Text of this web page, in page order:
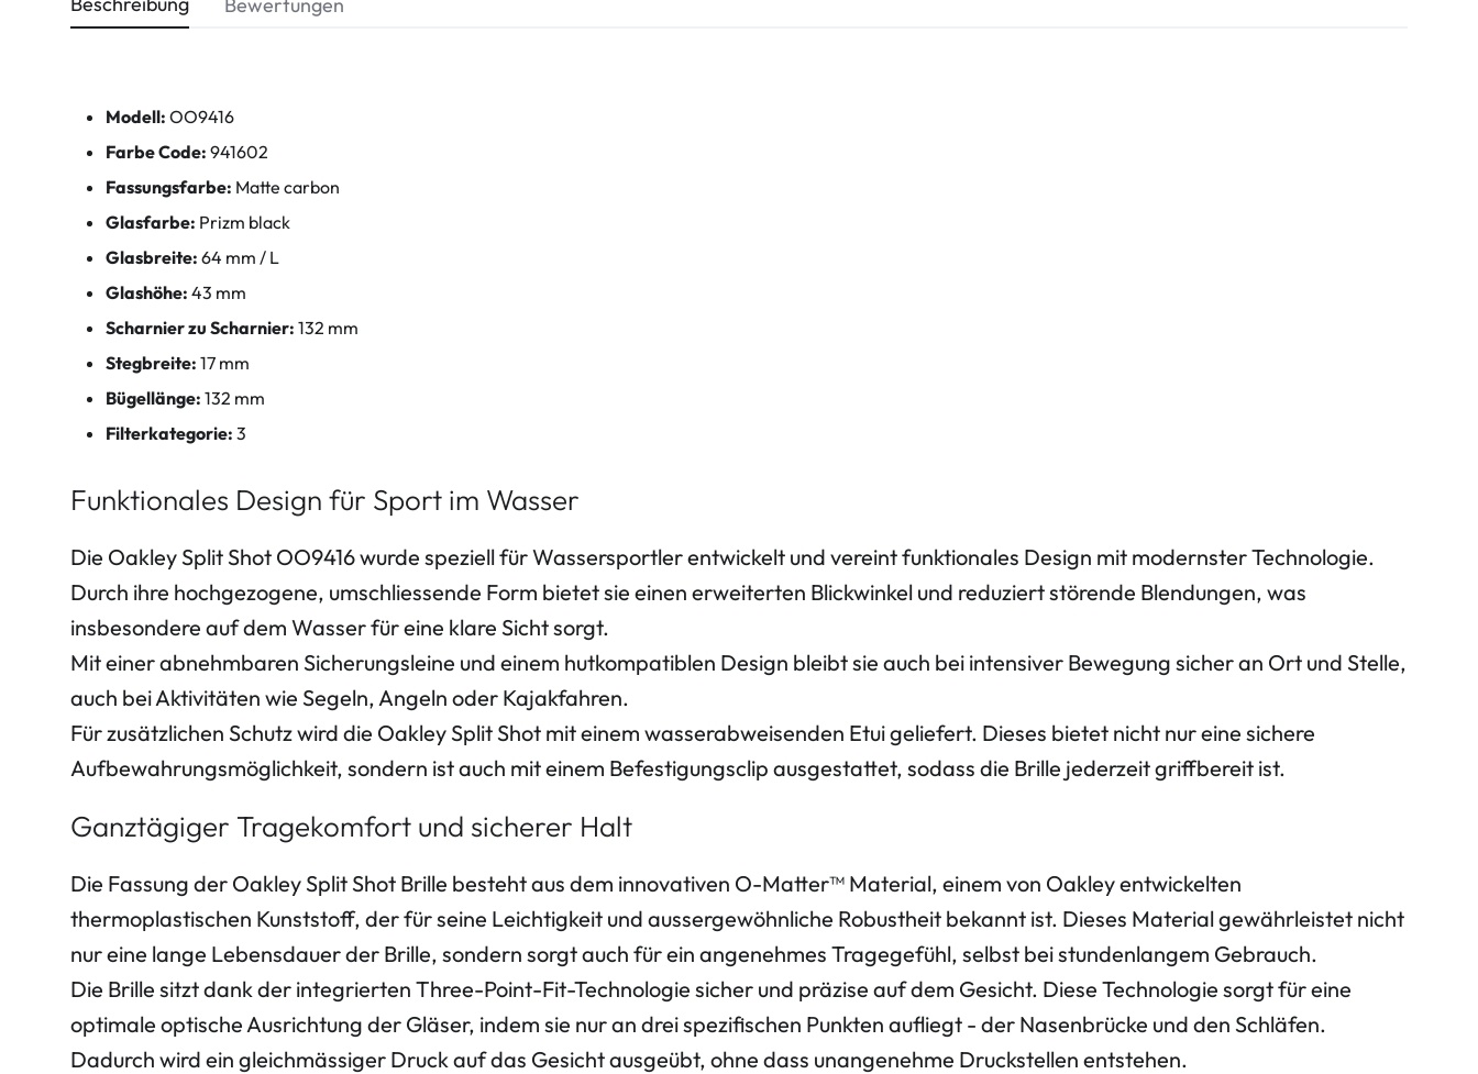
Modell: OO9416
Farbe Code: 941602
Fassungsfarbe: Matte carbon
Glasfarbe: Prizm black
Glasbreite: 64 mm / L
Glashöhe: 43 mm
Scharnier zu Scharnier: 132 mm
Stegbreite: 17 mm
Bügellänge: 132 mm
Filterkategorie: 3
Funktionales Design für Sport im Wasser
Die Oakley Split Shot OO9416 wurde speziell für Wassersportler entwickelt und vereint funktionales Design mit modernster Technologie.
Durch ihre hochgezogene, umschliessende Form bietet sie einen erweiterten Blickwinkel und reduziert störende Blendungen, was
insbesondere auf dem Wasser für eine klare Sicht sorgt.
Mit einer abnehmbaren Sicherungsleine und einem hutkompatiblen Design bleibt sie auch bei intensiver Bewegung sicher an Ort und Stelle,
auch bei Aktivitäten wie Segeln, Angeln oder Kajakfahren.
Für zusätzlichen Schutz wird die Oakley Split Shot mit einem wasserabweisenden Etui geliefert. Dieses bietet nicht nur eine sichere
Aufbewahrungsmöglichkeit, sondern ist auch mit einem Befestigungsclip ausgestattet, sodass die Brille jederzeit griffbereit ist.
Ganztägiger Tragekomfort und sicherer Halt
Die Fassung der Oakley Split Shot Brille besteht aus dem innovativen O-Matter™ Material, einem von Oakley entwickelten
thermoplastischen Kunststoff, der für seine Leichtigkeit und aussergewöhnliche Robustheit bekannt ist. Dieses Material gewährleistet nicht
nur eine lange Lebensdauer der Brille, sondern sorgt auch für ein angenehmes Tragegefühl, selbst bei stundenlangem Gebrauch.
Die Brille sitzt dank der integrierten Three-Point-Fit-Technologie sicher und präzise auf dem Gesicht. Diese Technologie sorgt für eine
optimale optische Ausrichtung der Gläser, indem sie nur an drei spezifischen Punkten aufliegt - der Nasenbrücke und den Schläfen.
Dadurch wird ein gleichmässiger Druck auf das Gesicht ausgeübt, ohne dass unangenehme Druckstellen entstehen.